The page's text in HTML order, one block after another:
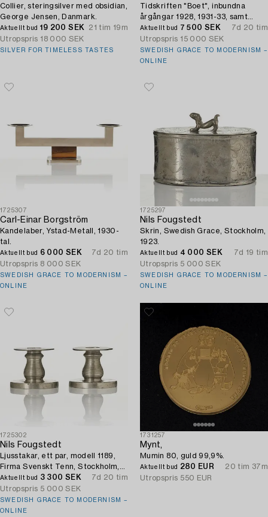
Collier, steringsilver med obsidian,
George Jensen, Danmark.
Aktuellt bud 19 200 SEK
21 tim 19m
Utropspris 18 000 SEK
SILVER FOR TIMELESS TASTES
Tidskriften "Boet", inbundna
årgångar 1928, 1931-33, samt
lösnummer + tre "Nya Möbler" och
jubileumspublikation 1945.
Aktuellt bud 7 500 SEK
7d 20 tim
Utropspris 15 000 SEK
SWEDISH GRACE TO MODERNISM –
ONLINE
1725307
Carl-Einar Borgström
Kandelaber, Ystad-Metall, 1930-
tal.
Aktuellt bud 6 000 SEK
7d 20 tim
Utropspris 8 000 SEK
SWEDISH GRACE TO MODERNISM –
ONLINE
1725297
Nils Fougstedt
Skrin, Swedish Grace, Stockholm,
1923.
Aktuellt bud 4 000 SEK
7d 19 tim
Utropspris 5 000 SEK
SWEDISH GRACE TO MODERNISM –
ONLINE
1725302
Nils Fougstedt
Ljusstakar, ett par, modell 1189,
Firma Svenskt Tenn, Stockholm,
1929.
Aktuellt bud 3 300 SEK
7d 20 tim
Utropspris 5 000 SEK
SWEDISH GRACE TO MODERNISM –
ONLINE
1731257
Mynt,
Mumin 80, guld 99,9%.
Aktuellt bud 280 EUR
20 tim 37m
Utropspris 550 EUR